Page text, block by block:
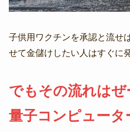
子供用ワクチンを承認と流せ
せて金儲けしたい人はすぐに
でもその流れはぜ
量子コンピュータ